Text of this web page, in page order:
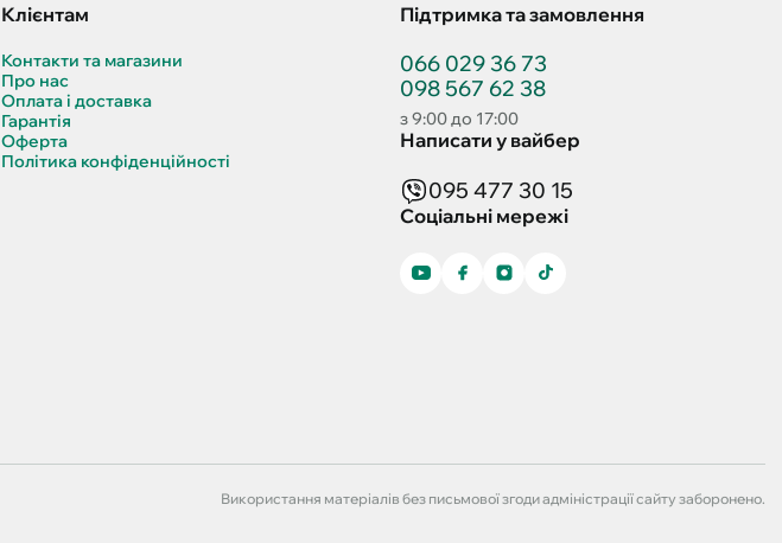
Клієнтам
Контакти та магазини
Про нас
Оплата і доставка
Гарантія
Оферта
Політика конфіденційності
Підтримка та замовлення
066 029 36 73
098 567 62 38
з 9:00 до 17:00
Написати у вайбер
095 477 30 15
Соціальні мережі
Використання матеріалів без письмової згоди адміністрації сайту заборонено.